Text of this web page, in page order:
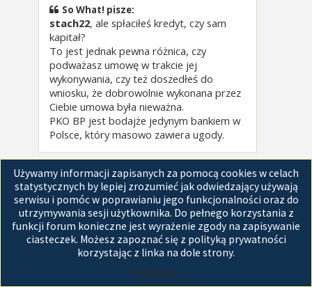
So What! pisze:
stach22, ale spłaciłeś kredyt, czy sam
kapitał?
To jest jednak pewna różnica, czy
podważasz umowę w trakcie jej
wykonywania, czy też doszedłeś do
wniosku, że dobrowolnie wykonana przez
Ciebie umowa była nieważna.
PKO BP jest bodajże jedynym bankiem w
Polsce, który masowo zawiera ugody.
Kompletnie nie znam szczegółów.
Właśnie na jutro umowilem się na konsultacje
z doradca w banku. Szybka reakcja po moim
pytaniu przez konto.
Zobaczymy jakie będą propozycje.
KONIEC PISLANDU
Używamy informacji zapisanych za pomocą cookies w celach
statystycznych by lepiej zrozumieć jak odwiedzający używają
serwisu i pomóc w poprawianiu jego funkcjonalności oraz do
utrzymywania sesji użytkownika. Do pełnego korzystania z
funkcji forum konieczne jest wyrażenie zgody na zapisywanie
ciasteczek. Możesz zapoznać się z polityką prywatności
korzystając z linka na dole strony.
Akceptuję